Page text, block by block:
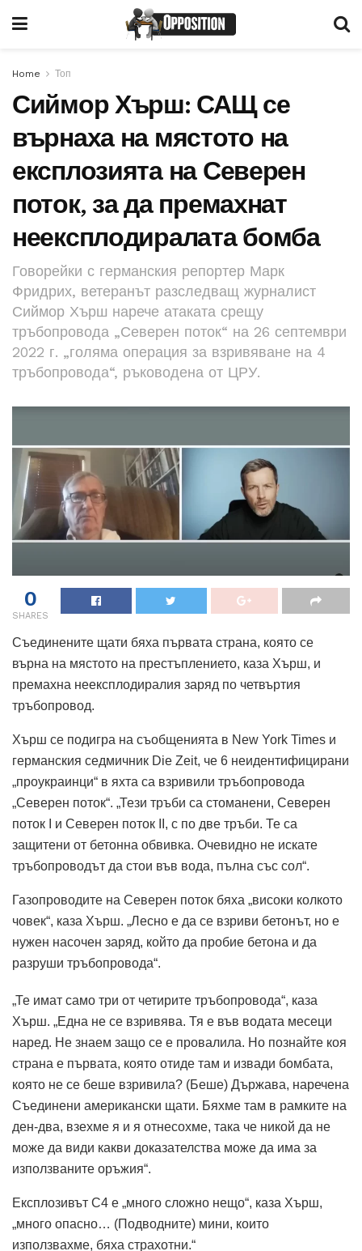
Home Топ
Сиймор Хърш: САЩ се
върнаха на мястото на
експлозията на Северен
поток, за да премахнат
неексплодиралата бомба
Говорейки с германския репортер Марк
Фридрих, ветеранът разследващ журналист
Сиймор Хърш нарече атаката срещу
тръбопровода „Северен поток“ на 26 септември
2022 г. „голяма операция за взривяване на 4
тръбопровода“, ръководена от ЦРУ.
0
SHARES
Съединените щати бяха първата страна, която се
върна на мястото на престъплението, каза Хърш, и
премахна неексплодиралия заряд по четвъртия
тръбопровод.
Хърш се подигра на съобщенията в New York Times и
германския седмичник Die Zeit, че 6 неидентифицирани
„проукраинци“ в яхта са взривили тръбопровода
„Северен поток“. „Тези тръби са стоманени, Северен
поток I и Северен поток II, с по две тръби. Те са
защитени от бетонна обвивка. Очевидно не искате
тръбопроводът да стои във вода, пълна със сол“.
Газопроводите на Северен поток бяха „високи колкото
човек“, каза Хърш. „Лесно е да се взриви бетонът, но е
нужен насочен заряд, който да пробие бетона и да
разруши тръбопровода“.
„Те имат само три от четирите тръбопровода“, каза
Хърш. „Една не се взривява. Тя е във водата месеци
наред. Не знаем защо се е провалила. Но познайте коя
страна е първата, която отиде там и извади бомбата,
която не се беше взривила? (Беше) Държава, наречена
Съединени американски щати. Бяхме там в рамките на
ден-два, взехме я и я отнесохме, така че никой да не
може да види какви доказателства може да има за
използваните оръжия“.
Експлозивът C4 е „много сложно нещо“, каза Хърш,
„много опасно… (Подводните) мини, които
използвахме, бяха страхотни.“